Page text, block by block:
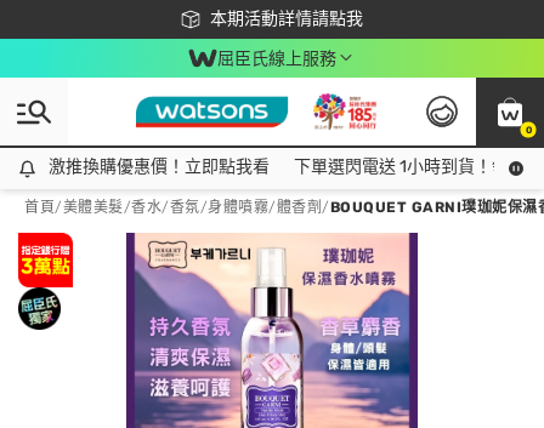
本期活動詳情請點我
下載app最高回饋$350
屈臣氏線上服務
0
激推換購優惠價！立即點我看
激推換購優惠價！立即點我看 下單選閃電送 1小時到貨！領神
首頁/美體美髮/香水/香氛/身體噴霧/體香劑 /BOUQUET GARNI璞珈妮保